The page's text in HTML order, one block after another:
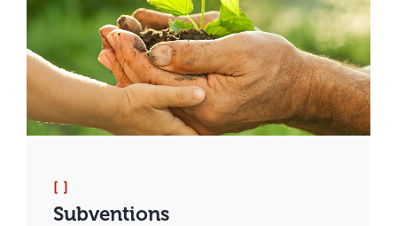
[ ]
Subventions